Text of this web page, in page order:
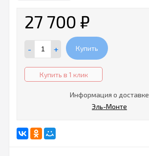
27 700 ₽
- + Купить
Купить в 1 клик
Информация о доставке
Эль-Монте